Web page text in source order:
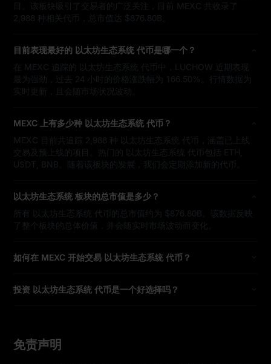
目。该板块吸引了交易者的广泛关注，目前 MEXC 共收录了
2,988 种相关代币，总市值达 $876.80B。
目前表现最好的 以太坊生态系统 代币是哪一个？
在 MEXC 追踪的 以太坊生态系统 代币中，LUCHOW 近期表现
最为强劲，过去 24 小时的价格涨跌幅为 166.50%。行情数据为
实时更新，且会随市场状况波动。
MEXC 上有多少种 以太坊生态系统 代币？
MEXC 目前共追踪 2,988 种 以太坊生态系统 代币，涵盖已上线
交易及预上线的项目。热门的 以太坊生态系统 代币包括 ETH,
USDT, BNB。随着该板块的发展，我们会定期添加新的代币。
以太坊生态系统 板块的总市值是多少？
所有 以太坊生态系统 代币的总市值约为 $876.80B。该数据反映
了整个板块的总体价值，并会随实时市场波动而变化。
如何在 MEXC 开始交易 以太坊生态系统 代币？
投资 以太坊生态系统 代币是一个好选择吗？
免责声明